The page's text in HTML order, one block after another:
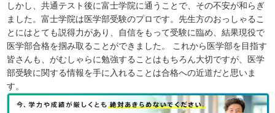
しかし、共通テスト後に富士学院に通うことで、その不安が和らぎ
ました。富士学院は医学部受験のプロです。先生方のおっしゃるこ
とにはとても説得力があり、自信をもって受験に臨め、結果現役で
医学部合格を掴み取ることができました。 これから医学部を目指す
皆さんも、がむしゃらに勉強することはもちろん大切ですが、医学
部受験に関する情報を手に入れることは合格への近道だと思いま
す。